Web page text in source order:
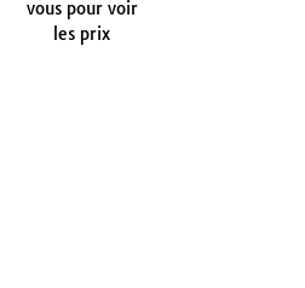
vous pour voir
les prix